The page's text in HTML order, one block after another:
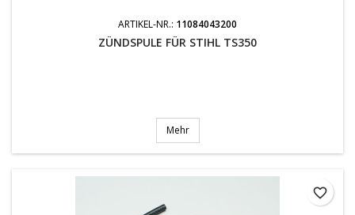
ARTIKEL-NR.: 11084043200
ZÜNDSPULE FÜR STIHL TS350
Mehr
favorite_border